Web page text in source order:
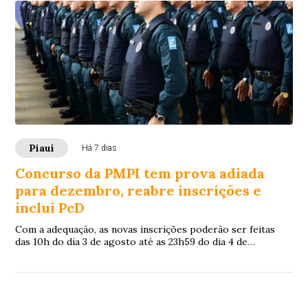
Piauí Há 7 dias
Concurso da PMPI tem prova adiada
para dezembro, reabre inscrições e
inclui PcD
Com a adequação, as novas inscrições poderão ser feitas
das 10h do dia 3 de agosto até as 23h59 do dia 4 de